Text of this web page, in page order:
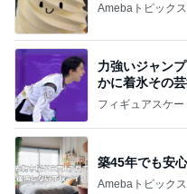
Amebaトピックス
力強いジャン
かに着氷その
なす
フィギュアスケー
築45年でも安
Amebaトピックス